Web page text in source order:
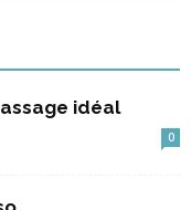
idéal
0